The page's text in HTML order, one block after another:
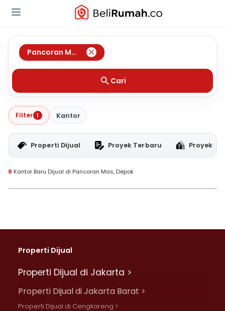
Pancoran Mas Depok
Cari
Filter 1 Kantor
Properti Dijual Proyek Terbaru Proyek
0 Kantor Baru Dijual di Pancoran Mas, Depok
Properti Dijual
Properti Dijual di Jakarta >
Properti Dijual di Jakarta Barat >
Properti Dijual di Cengkareng >